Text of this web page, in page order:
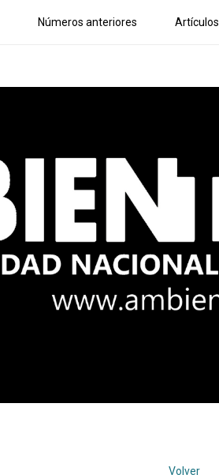
Números anteriores Artículos
Volver